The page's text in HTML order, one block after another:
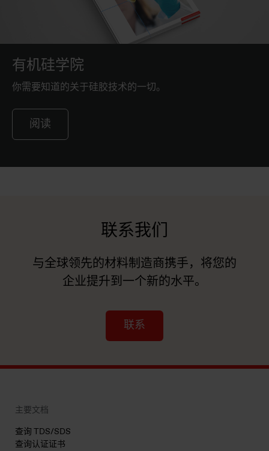
有机硅学院
你需要知道的关于硅胶技术的一切。
阅读
联系我们
与全球领先的材料制造商携手，将您的
企业提升到一个新的水平。
联系
主要文档
查询 TDS/SDS
查询认证证书